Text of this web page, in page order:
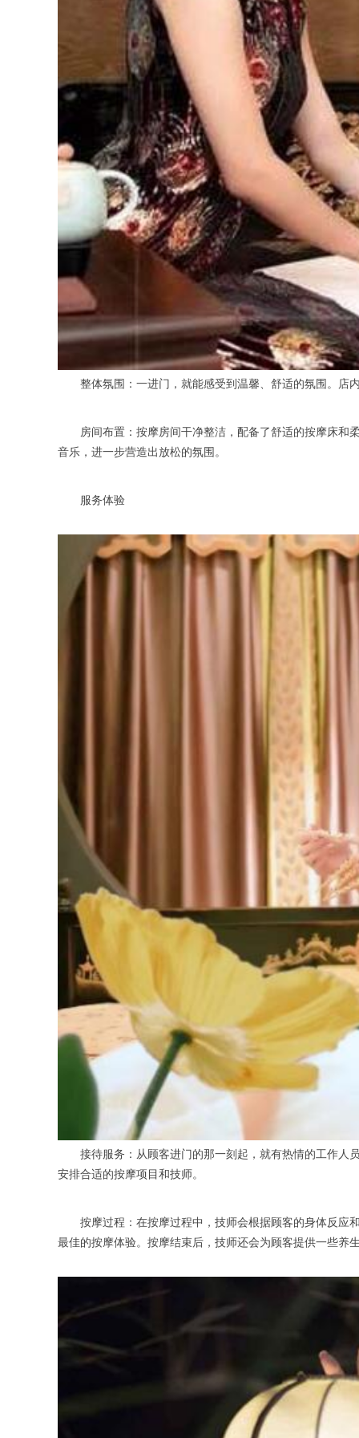
整体氛围：一进门，就能感受到温馨、舒适的氛围。店内
房间布置：按摩房间干净整洁，配备了舒适的按摩床和柔
音乐，进一步营造出放松的氛围。
服务体验
接待服务：从顾客进门的那一刻起，就有热情的工作人员
安排合适的按摩项目和技师。
按摩过程：在按摩过程中，技师会根据顾客的身体反应和
最佳的按摩体验。按摩结束后，技师还会为顾客提供一些养